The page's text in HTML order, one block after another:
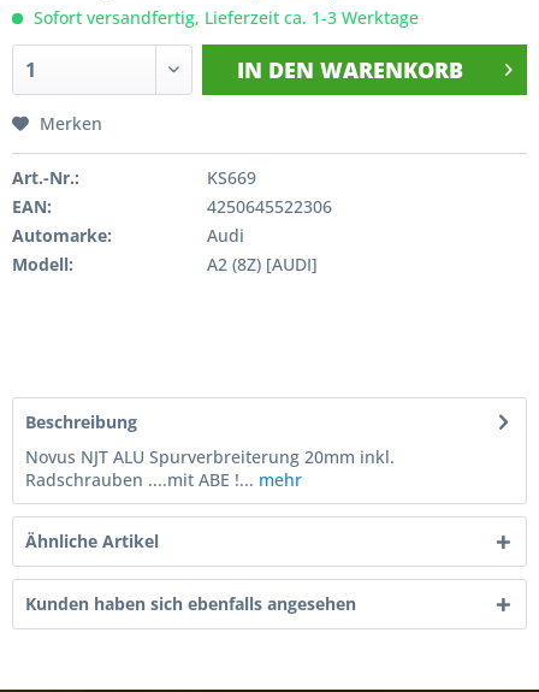
Sofort versandfertig, Lieferzeit ca. 1-3 Werktage
IN DEN WARENKORB
Merken
Art.-Nr.:
KS669
EAN:
4250645522306
Automarke:
Audi
Modell:
A2 (8Z) [AUDI]
Beschreibung
Novus NJT ALU Spurverbreiterung 20mm inkl.
Radschrauben ....mit ABE !... mehr
Ähnliche Artikel
Kunden haben sich ebenfalls angesehen